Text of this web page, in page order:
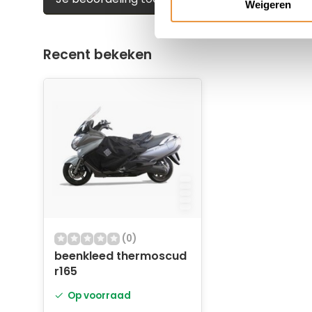
Weigeren
Recent bekeken
(0)
beenkleed thermoscud
r165
Op voorraad